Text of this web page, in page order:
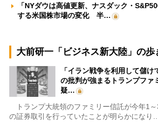
「NYダウは高値更新、ナスダック・
する米国株市場の変化 半…
大前研一「ビジネス新大陸」の歩
「イラン戦争を利用して儲け
の批判が強まるトランプファ
疑…
トランプ大統領のファミリー信託が今年1
の証券取引を行っていたことが明らかになり…